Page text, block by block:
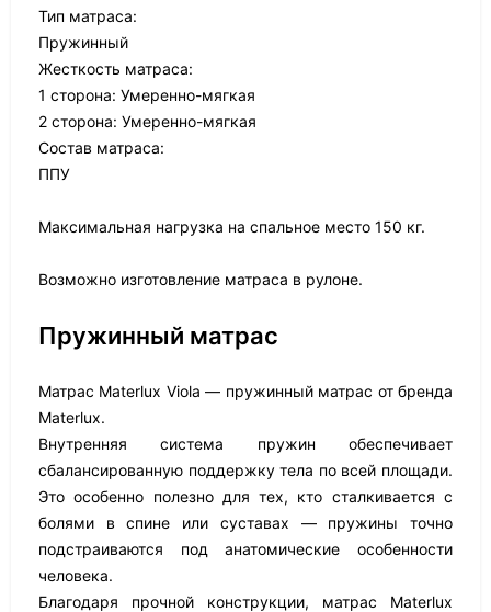
Тип матраса:
Пружинный
Жесткость матраса:
1 сторона: Умеренно-мягкая
2 сторона: Умеренно-мягкая
Состав матраса:
ППУ
Максимальная нагрузка на спальное место 150 кг.
Возможно изготовление матраса в рулоне.
Пружинный матрас
Матрас Materlux Viola — пружинный матрас от бренда
Materlux.
Внутренняя система пружин обеспечивает
сбалансированную поддержку тела по всей площади.
Это особенно полезно для тех, кто сталкивается с
болями в спине или суставах — пружины точно
подстраиваются под анатомические особенности
человека.
Благодаря прочной конструкции, матрас Materlux